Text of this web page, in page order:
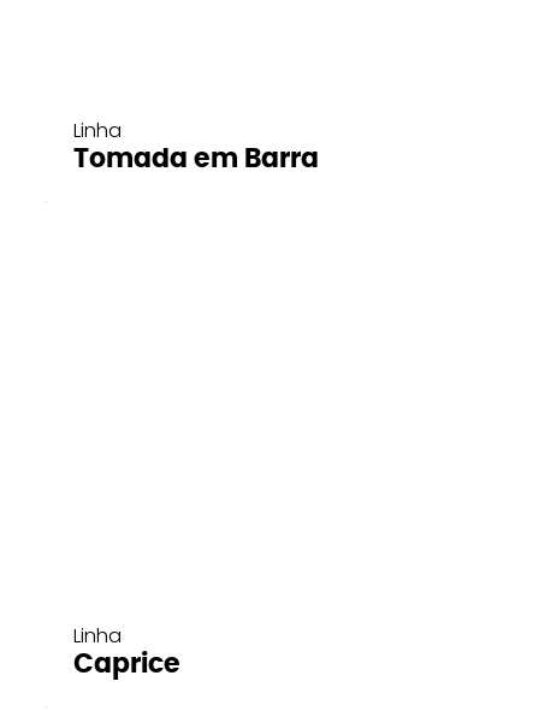
Linha
Tomada em Barra
Linha
Caprice